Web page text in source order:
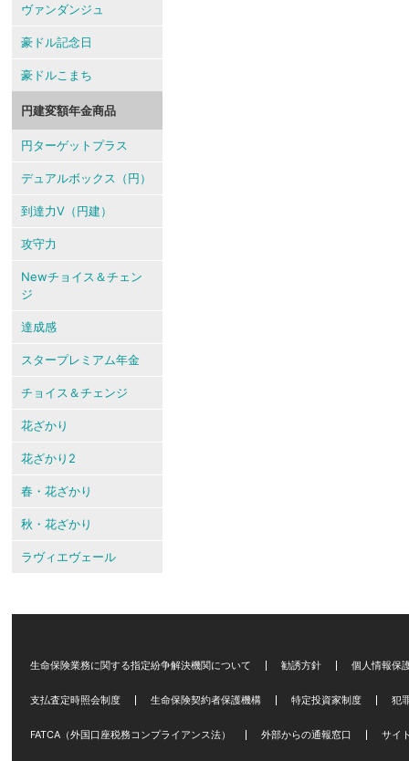
ヴァンダンジュ
豪ドル記念日
豪ドルこまち
円建変額年金商品
円ターゲットプラス
デュアルボックス（円）
到達力V（円建）
攻守力
Newチョイス＆チェン
ジ
達成感
スタープレミアム年金
チョイス＆チェンジ
花ざかり
花ざかり2
春・花ざかり
秋・花ざかり
ラヴィエヴェール
生命保険業務に関する指定紛争解決機関について 勧誘方針 個人情報保
支払査定時照会制度 生命保険契約者保護機構 特定投資家制度 犯
FATCA（外国口座税務コンプライアンス法） 外部からの通報窓口 サイ